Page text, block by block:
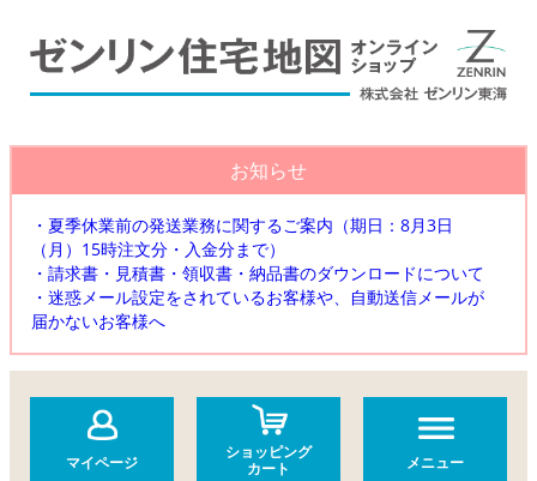
お知らせ
・夏季休業前の発送業務に関するご案内（期日：8月3日
（月）15時注文分・入金分まで）
・請求書・見積書・領収書・納品書のダウンロードについて
・迷惑メール設定をされているお客様や、自動送信メールが
届かないお客様へ
マイページ
ショッピング
カート
メニュー